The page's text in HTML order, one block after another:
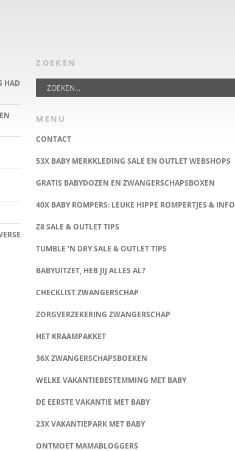
HAD
ZOEKEN
MENU
CONTACT
53X BABY MERKKLEDING SALE EN OUTLET WEBSHOPS
GRATIS BABYDOZEN EN ZWANGERSCHAPSBOXEN
40X BABY ROMPERS: LEUKE HIPPE ROMPERTJES & INFO
Z8 SALE & OUTLET TIPS
TUMBLE ‘N DRY SALE & OUTLET TIPS
BABYUITZET, HEB JIJ ALLES AL?
CHECKLIST ZWANGERSCHAP
ZORGVERZEKERING ZWANGERSCHAP
HET KRAAMPAKKET
36X ZWANGERSCHAPSBOEKEN
WELKE VAKANTIEBESTEMMING MET BABY
DE EERSTE VAKANTIE MET BABY
23X VAKANTIEPARK MET BABY
ONTMOET MAMABLOGGERS